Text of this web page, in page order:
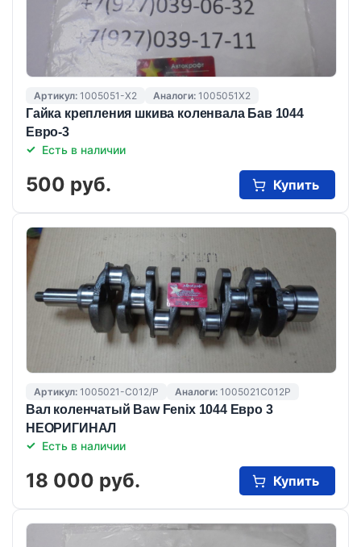
Артикул: 1005051-X2 Аналоги: 1005051X2
Гайка крепления шкива коленвала Бав 1044
Евро-3
Есть в наличии
500 руб. Купить
Артикул: 1005021-C012/P Аналоги: 1005021C012P
Вал коленчатый Baw Fenix 1044 Евро 3
НЕОРИГИНАЛ
Есть в наличии
18 000 руб. Купить